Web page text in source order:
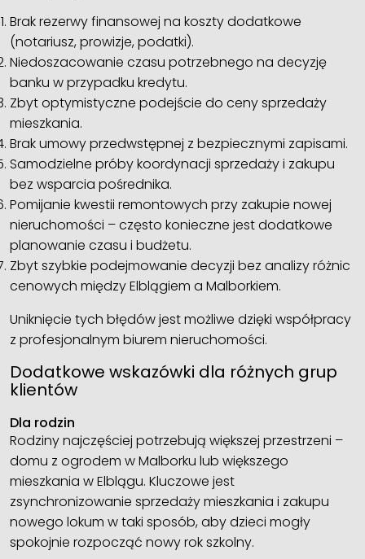
Brak rezerwy finansowej na koszty dodatkowe
(notariusz, prowizje, podatki).
Niedoszacowanie czasu potrzebnego na decyzję
banku w przypadku kredytu.
Zbyt optymistyczne podejście do ceny sprzedaży
mieszkania.
Brak umowy przedwstępnej z bezpiecznymi zapisami.
Samodzielne próby koordynacji sprzedaży i zakupu
bez wsparcia pośrednika.
Pomijanie kwestii remontowych przy zakupie nowej
nieruchomości – często konieczne jest dodatkowe
planowanie czasu i budżetu.
Zbyt szybkie podejmowanie decyzji bez analizy różnic
cenowych między Elblągiem a Malborkiem.
Uniknięcie tych błędów jest możliwe dzięki współpracy
z profesjonalnym biurem nieruchomości.
Dodatkowe wskazówki dla różnych grup
klientów
Dla rodzin
Rodziny najczęściej potrzebują większej przestrzeni –
domu z ogrodem w Malborku lub większego
mieszkania w Elblągu. Kluczowe jest
zsynchronizowanie sprzedaży mieszkania i zakupu
nowego lokum w taki sposób, aby dzieci mogły
spokojnie rozpocząć nowy rok szkolny.